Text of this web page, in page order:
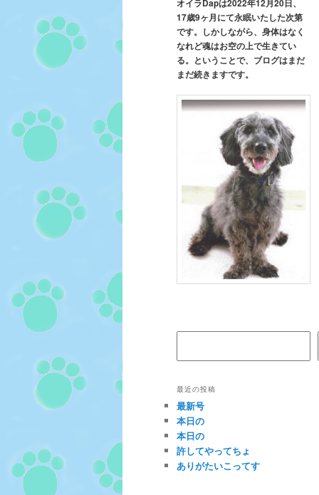
オイラDapは2022年12月20日、
17歳9ヶ月にて永眠いたした次第
です。しかしながら、身体はなく
なれど魂はお空の上で生きてい
る。ということで、ブログはまだ
まだ続きますです。
最近の投稿
最新号
本日の
本日の
許してやってちょ
ありがたいこってす